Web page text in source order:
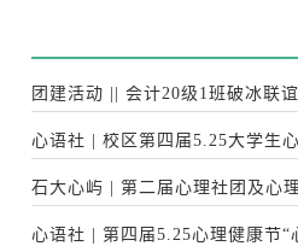
团建活动 || 会计20级1班破冰联
心语社 | 校区第四届5.25大学生
石大心屿 | 第二届心理社团及心
心语社 | 第四届5.25心理健康节“